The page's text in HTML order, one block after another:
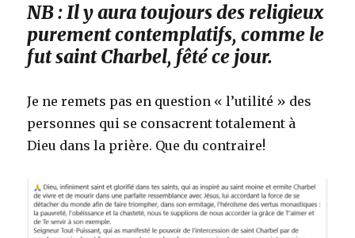
NB : Il y aura toujours des religieux
purement contemplatifs, comme le
fut saint Charbel, fêté ce jour.
Je ne remets pas en question « l’utilité » des
personnes qui se consacrent totalement à
Dieu dans la prière. Que du contraire!